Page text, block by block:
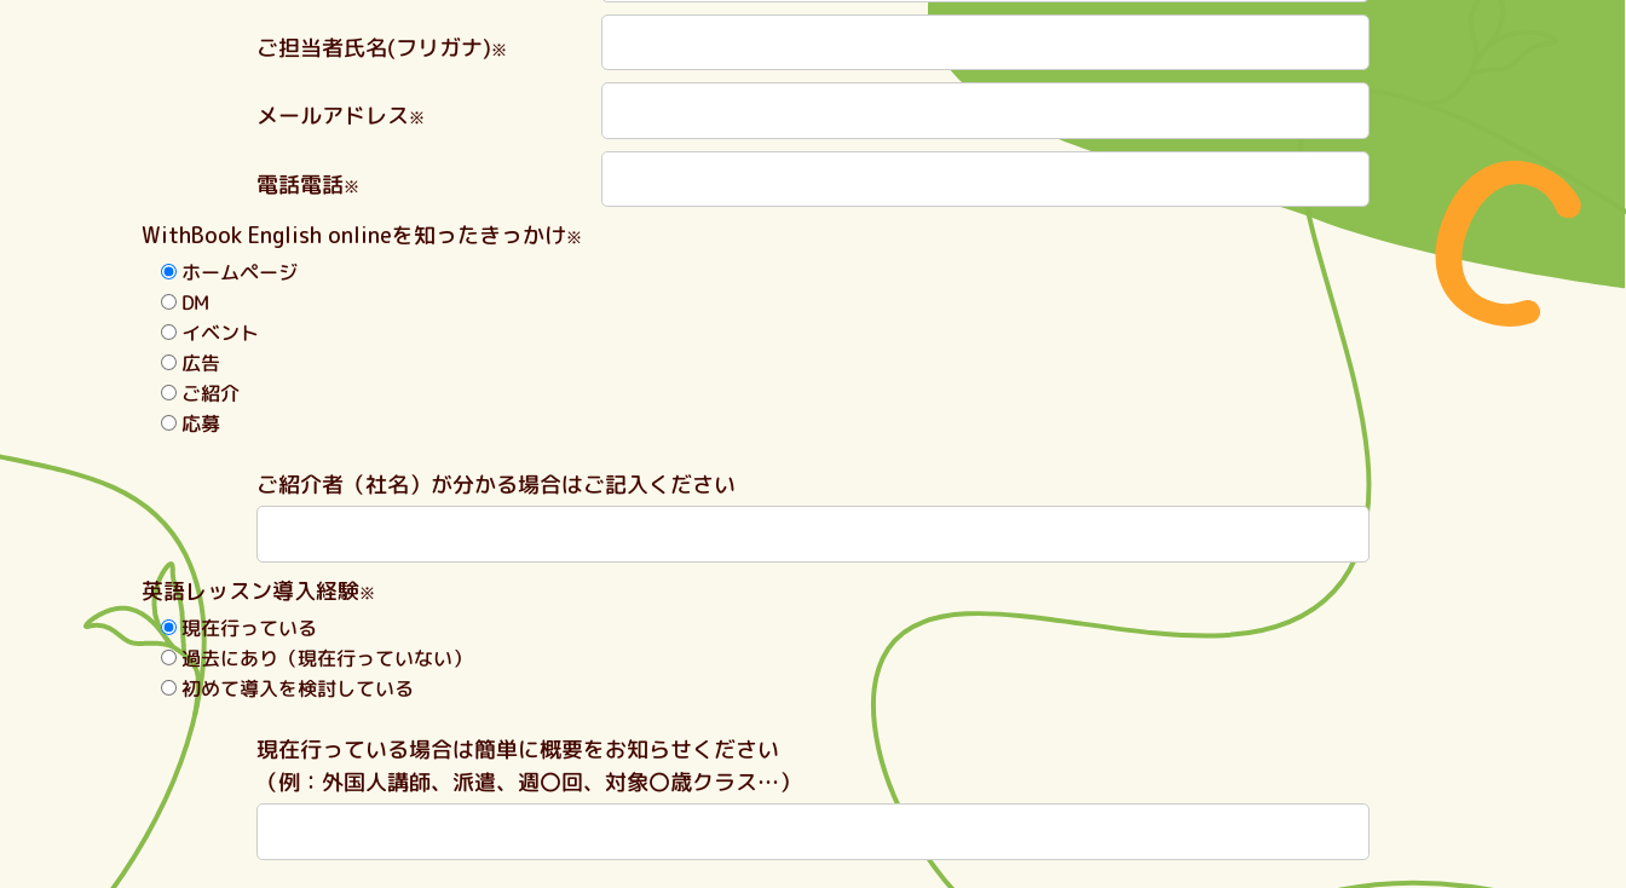
ご担当者氏名(フリガナ)※
メールアドレス※
電話電話※
WithBook English onlineを知ったきっかけ※
ホームページ
DM
イベント
広告
ご紹介
応募
ご紹介者（社名）が分かる場合はご記入ください
英語レッスン導入経験※
現在行っている
過去にあり（現在行っていない）
初めて導入を検討している
現在行っている場合は簡単に概要をお知らせください
（例：外国人講師、派遣、週〇回、対象〇歳クラス…）